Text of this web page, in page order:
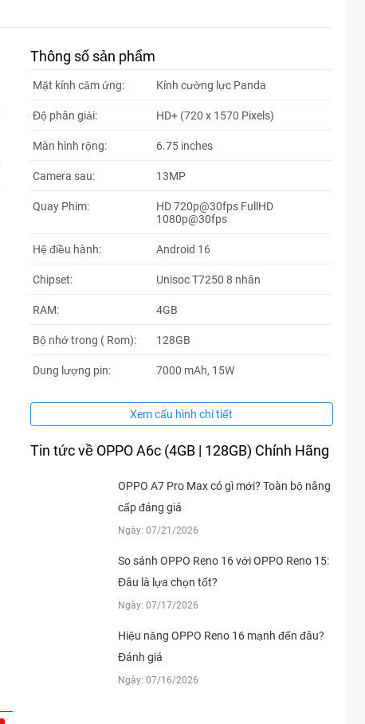
Thông số sản phẩm
Mặt kính cảm ứng: Kính cường lực Panda
Độ phân giải: HD+ (720 x 1570 Pixels)
Màn hình rộng: 6.75 inches
Camera sau: 13MP
Quay Phim:
HD 720p@30fps FullHD
1080p@30fps
Hệ điều hành: Android 16
Chipset: Unisoc T7250 8 nhân
RAM: 4GB
Bộ nhớ trong ( Rom): 128GB
Dung lượng pin: 7000 mAh, 15W
Xem cấu hình chi tiết
Tin tức về OPPO A6c (4GB | 128GB) Chính Hãng
OPPO A7 Pro Max có gì mới? Toàn bộ nâng
cấp đáng giá
Ngày: 07/21/2026
So sánh OPPO Reno 16 với OPPO Reno 15:
Đâu là lựa chọn tốt?
Ngày: 07/17/2026
Hiệu năng OPPO Reno 16 mạnh đến đâu?
Đánh giá
Ngày: 07/16/2026